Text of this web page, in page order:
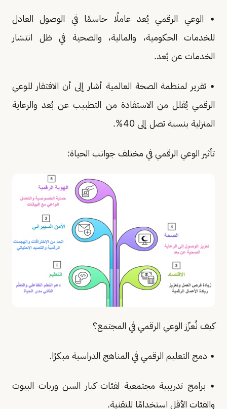
• الوعي الرقمي يُعد عاملًا حاسمًا في الوصول العادل
للخدمات الحكومية، والمالية، والصحية في ظل انتشار
الخدمات عن بُعد.
• تقرير لمنظمة الصحة العالمية أشار إلى أن الافتقار للوعي
الرقمي يُقلل من الاستفادة من التطبيب عن بُعد والرعاية
المنزلية بنسبة تصل إلى 40%.
تأثير الوعي الرقمي في مختلف جوانب الحياة:
كيف نُعزّز الوعي الرقمي في المجتمع؟
• دمج التعليم الرقمي في المناهج الدراسية مبكرًا.
• برامج تدريبية مجتمعية لفئات كبار السن وربات البيوت
والفئات الأقل استخدامًا للتقنية.